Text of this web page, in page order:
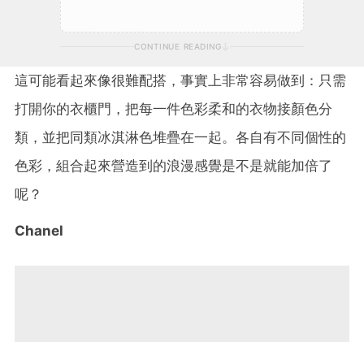
CONTINUE READING
這可能看起來像很難配搭，事實上非常容易做到：只需
打開你的衣櫃門，把每一件色彩柔和的衣物接顏色分
類，並把同類冰淇淋色堆疊在一起。各自有不同個性的
色彩，組合起來營造到的浪漫感覺是不是就能加倍了
呢？
Chanel